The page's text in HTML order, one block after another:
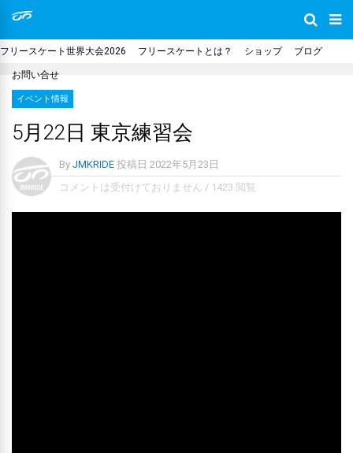
フリースケート世界大会2026 フリースケートとは？ ショップ ブログ
お問い合せ
イベント情報
5月22日 東京練習会
By JMKRIDE 投稿日 2022年5月23日
コメントは受付けておりません / 1423 閲覧